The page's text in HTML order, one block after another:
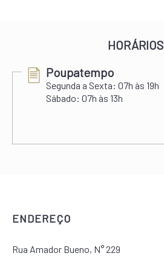
HORÁRIOS
Poupatempo
Segunda a Sexta: 07h às 19h
Sábado: 07h às 13h
ENDEREÇO
Rua Amador Bueno, N° 229